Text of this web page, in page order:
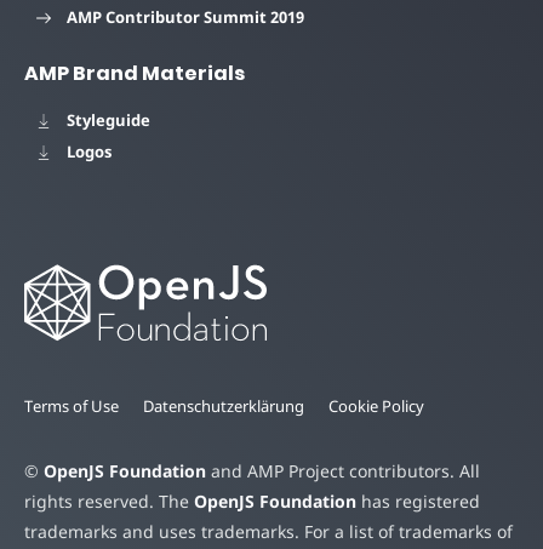
AMP Contributor Summit 2019
AMP Brand Materials
Styleguide
Logos
Terms of Use Datenschutzerklärung Cookie Policy
© OpenJS Foundation and AMP Project contributors. All
rights reserved. The OpenJS Foundation has registered
trademarks and uses trademarks. For a list of trademarks of